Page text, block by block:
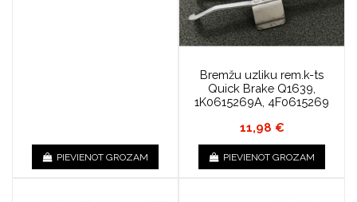
PIEVIENOT GROZAM
Bremžu uzliku rem.k-ts
Quick Brake Q1639,
1K0615269A, 4F0615269
11,98 €
PIEVIENOT GROZAM